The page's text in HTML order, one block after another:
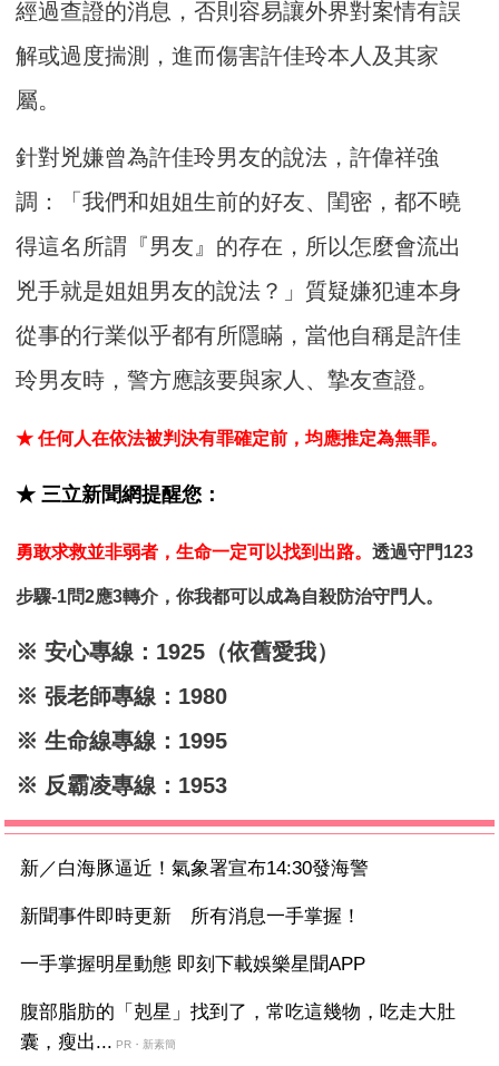
經過查證的消息，否則容易讓外界對案情有誤
解或過度揣測，進而傷害許佳玲本人及其家
屬。
針對兇嫌曾為許佳玲男友的說法，許偉祥強
調：「我們和姐姐生前的好友、閨密，都不曉
得這名所謂『男友』的存在，所以怎麼會流出
兇手就是姐姐男友的說法？」質疑嫌犯連本身
從事的行業似乎都有所隱瞞，當他自稱是許佳
玲男友時，警方應該要與家人、摯友查證。
★ 任何人在依法被判決有罪確定前，均應推定為無罪。
★ 三立新聞網提醒您：
勇敢求救並非弱者，生命一定可以找到出路。透過守門123
步驟-1問2應3轉介，你我都可以成為自殺防治守門人。
※ 安心專線：1925（依舊愛我）
※ 張老師專線：1980
※ 生命線專線：1995
※ 反霸凌專線：1953
新／白海豚逼近！氣象署宣布14:30發海警
新聞事件即時更新 所有消息一手掌握！
一手掌握明星動態 即刻下載娛樂星聞APP
腹部脂肪的「剋星」找到了，常吃這幾物，吃走大肚
囊，瘦出... PR・新素簡